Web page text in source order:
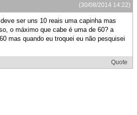
(30/08/2014 14:22)
ser uns 10 reais uma capinha mas
o máximo que cabe é uma de 60? a
mas quando eu troquei eu não pesquisei
Quote